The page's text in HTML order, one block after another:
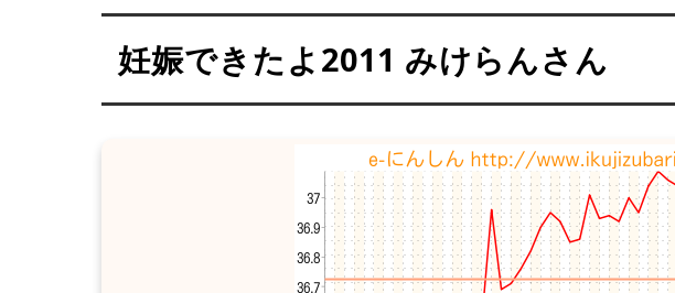
妊娠できたよ2011 みけらんさん